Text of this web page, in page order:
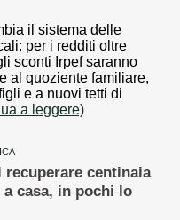
il sistema delle
per i redditi oltre
sconti Irpef saranno
al quoziente familiare,
e a nuovi tetti di
a leggere)
centinaia
casa, in pochi lo